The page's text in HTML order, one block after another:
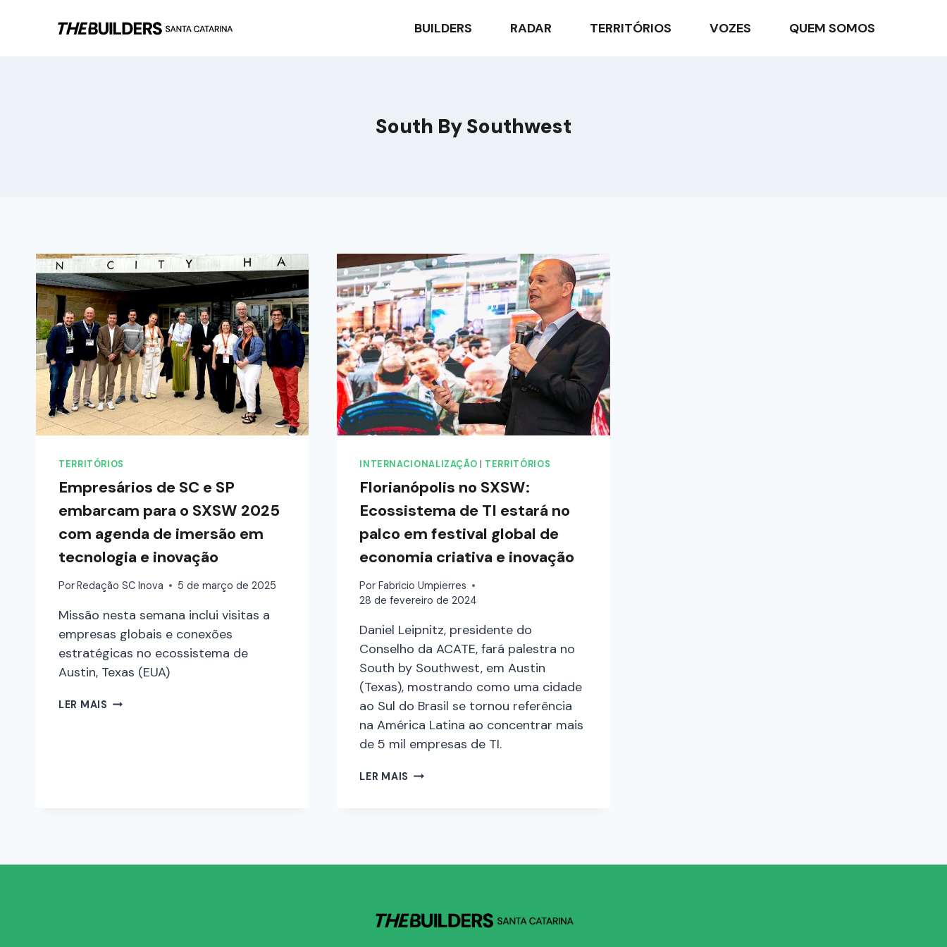
BUILDERS RADAR TERRITÓRIOS VOZES QUEM SOMOS
South By Southwest
TERRITÓRIOS
Empresários de SC e SP
embarcam para o SXSW 2025
com agenda de imersão em
tecnologia e inovação
PorRedação SC Inova 5 de março de 2025
Missão nesta semana inclui visitas a
empresas globais e conexões
estratégicas no ecossistema de
Austin, Texas (EUA)
LER MAIS
INTERNACIONALIZAÇÃO TERRITÓRIOS
Florianópolis no SXSW:
Ecossistema de TI estará no
palco em festival global de
economia criativa e inovação
Por Fabricio Umpierres
28 de fevereiro de 2024
Daniel Leipnitz, presidente do
Conselho da ACATE, fará palestra no
South by Southwest, em Austin
(Texas), mostrando como uma cidade
ao Sul do Brasil se tornou referência
na América Latina ao concentrar mais
de 5 mil empresas de TI.
LER MAIS